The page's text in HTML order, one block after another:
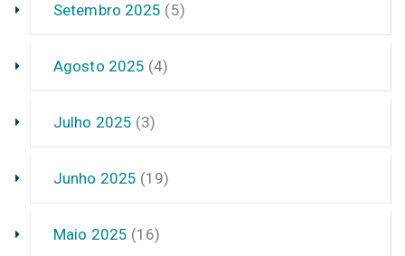
Setembro 2025 (5)
Agosto 2025 (4)
Julho 2025 (3)
Junho 2025 (19)
Maio 2025 (16)